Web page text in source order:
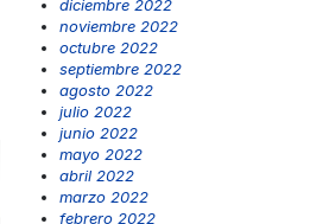
diciembre 2022
noviembre 2022
octubre 2022
septiembre 2022
agosto 2022
julio 2022
junio 2022
mayo 2022
abril 2022
marzo 2022
febrero 2022